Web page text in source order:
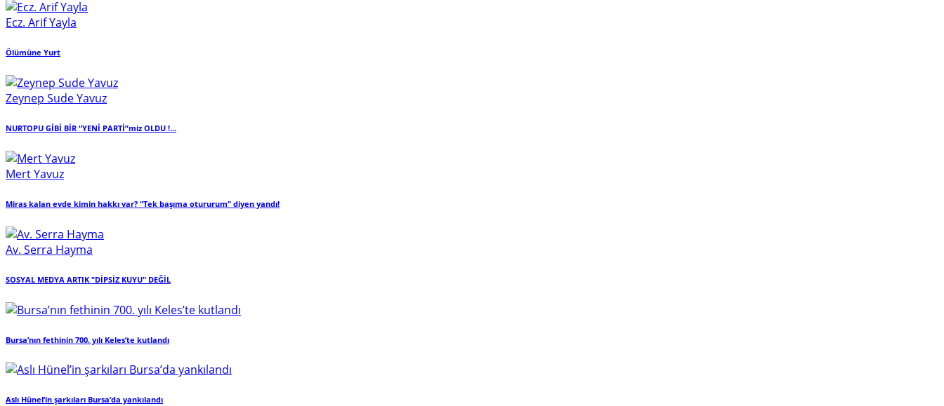
Ecz. Arif Yayla
Ölümüne Yurt
Zeynep Sude Yavuz
NURTOPU GİBİ BİR “YENİ PARTİ”miz OLDU !...
Mert Yavuz
Miras kalan evde kimin hakkı var? "Tek başıma otururum" diyen yandı!
Av. Serra Hayma
SOSYAL MEDYA ARTIK "DİPSİZ KUYU" DEĞİL
Bursa’nın fethinin 700. yılı Keles’te kutlandı
Aslı Hünel’in şarkıları Bursa’da yankılandı